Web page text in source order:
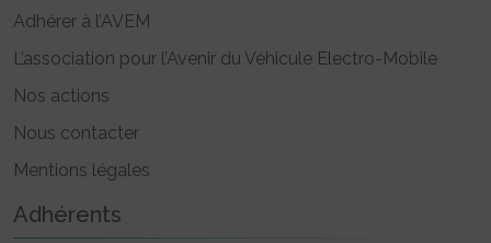
Adhérer à l’AVEM
L’association pour l’Avenir du Véhicule Electro-Mobile
Nos actions
Nous contacter
Mentions légales
Adhérents